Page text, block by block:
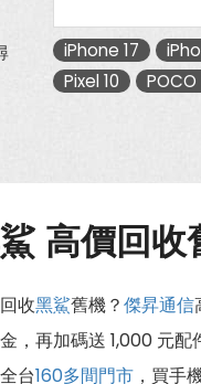
iPhone 17
Pixel 10
POCO
高價回收
收黑鯊舊機？傑昇通信
，再加碼送 1,000 元
台160多間門市 ，買手